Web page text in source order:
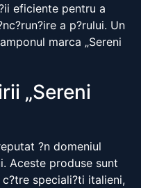
eficiente pentru a
a p?rului. Un
marca „Sereni
„Sereni
?n domeniul
Aceste produse sunt
speciali?ti italieni,